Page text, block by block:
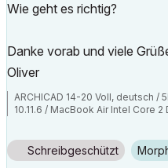
Wie geht es richtig?
Danke vorab und viele
Oliver
ARCHICAD 14-20 Voll, deutsch /
10.11.6 / MacBook Air Intel Core 2
Schreibgeschützt